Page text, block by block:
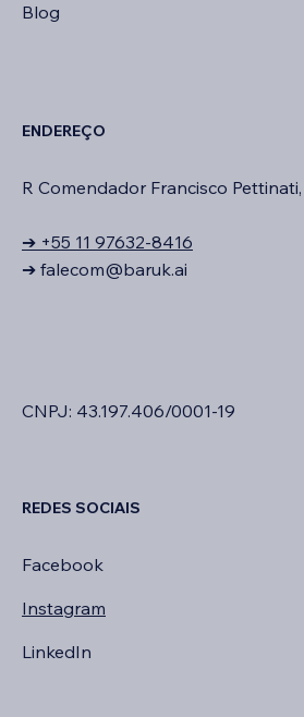
Blog
ENDEREÇO
R Comendador Francisco Pettinati,
➔ +55 11 97632-8416
➔ falecom@baruk.ai
CNPJ: 43.197.406/0001-19
REDES SOCIAIS
Facebook
Instagram
LinkedIn